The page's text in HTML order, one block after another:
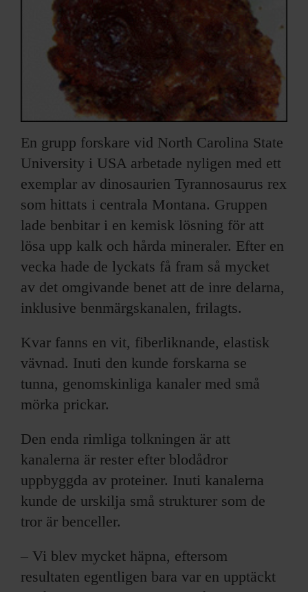
SKRIV I F&F
PRENUMERERA PÅ F&F
ANNONSERA I F&F
En grupp forskare vid North Carolina State
University i USA arbetade nyligen med ett
exemplar av dinosaurien Tyrannosaurus rex
som hittats i centrala Montana. Gruppen
lade benbitar i en kemisk lösning för att
lösa upp kalk och hårda mineraler. Efter en
vecka hade de lyckats få fram så mycket
av det omgivande benet att de inre delarna,
inklusive benmärgskanalen, frilagts.
Kvar fanns en vit, fiberliknande, elastisk
vävnad. Inuti den kunde forskarna se
tunna, genomskinliga kanaler med små
mörka prickar.
Den enda rimliga tolkningen är att
kanalerna är rester efter blodådror
uppbyggda av proteiner. Inuti kanalerna
kunde de urskilja små strukturer som de
tror är benceller.
– Vi blev mycket häpna, eftersom
resultaten egentligen bara var en upptäckt